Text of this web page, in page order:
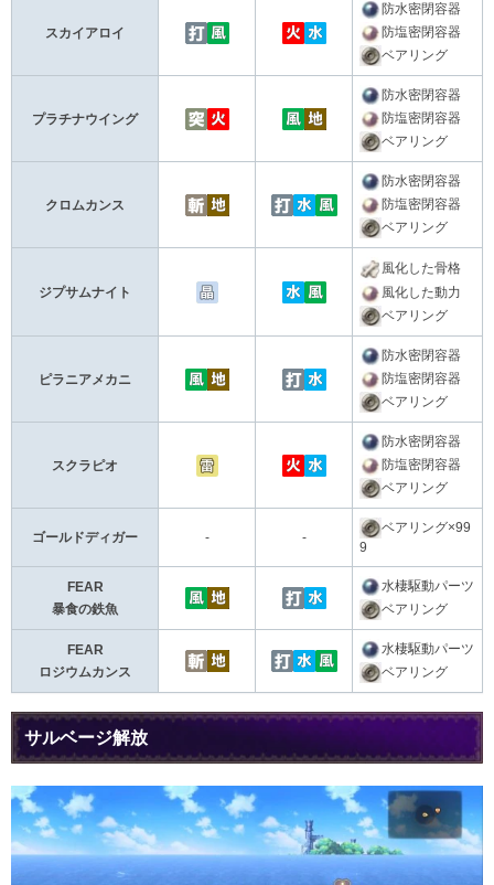
スカイアロイ
防水密閉容器
防塩密閉容器
ベアリング
プラチナウイング
防水密閉容器
防塩密閉容器
ベアリング
クロムカンス
防水密閉容器
防塩密閉容器
ベアリング
ジプサムナイト
風化した骨格
風化した動力
ベアリング
ピラニアメカニ
防水密閉容器
防塩密閉容器
ベアリング
スクラピオ
防水密閉容器
防塩密閉容器
ベアリング
ゴールドディガー - -
ベアリング×99
9
FEAR
暴食の鉄魚
水棲駆動パーツ
ベアリング
FEAR
ロジウムカンス
水棲駆動パーツ
ベアリング
サルベージ解放